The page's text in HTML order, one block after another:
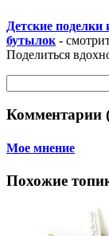
Детские поделки
бутылок -
Поделиться
Комментарии
Мое мнение
Похожие